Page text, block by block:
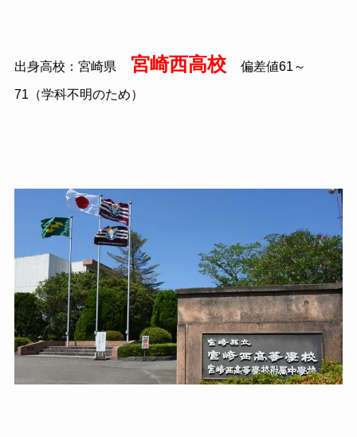
出身高校：宮崎県 宮崎西高校 偏差値61～
71（学科不明のため）